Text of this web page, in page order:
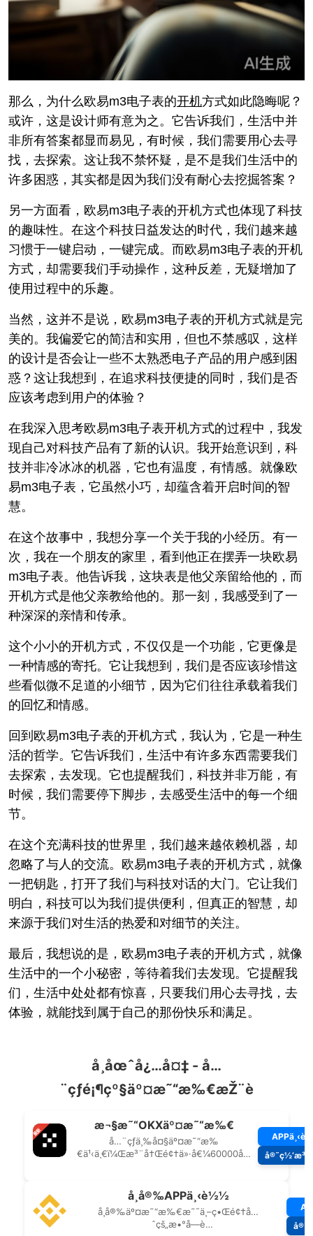
那么，为什么欧易m3电子表的开机方式如此隐晦呢？
或许，这是设计师有意为之。它告诉我们，生活中并
非所有答案都显而易见，有时候，我们需要用心去寻
找，去探索。这让我不禁怀疑，是不是我们生活中的
许多困惑，其实都是因为我们没有耐心去挖掘答案？
另一方面看，欧易m3电子表的开机方式也体现了科技
的趣味性。在这个科技日益发达的时代，我们越来越
习惯于一键启动，一键完成。而欧易m3电子表的开机
方式，却需要我们手动操作，这种反差，无疑增加了
使用过程中的乐趣。
当然，这并不是说，欧易m3电子表的开机方式就是完
美的。我偏爱它的简洁和实用，但也不禁感叹，这样
的设计是否会让一些不太熟悉电子产品的用户感到困
惑？这让我想到，在追求科技便捷的同时，我们是否
应该考虑到用户的体验？
在我深入思考欧易m3电子表开机方式的过程中，我发
现自己对科技产品有了新的认识。我开始意识到，科
技并非冷冰冰的机器，它也有温度，有情感。就像欧
易m3电子表，它虽然小巧，却蕴含着开启时间的智
慧。
在这个故事中，我想分享一个关于我的小经历。有一
次，我在一个朋友的家里，看到他正在摆弄一块欧易
m3电子表。他告诉我，这块表是他父亲留给他的，而
开机方式是他父亲教给他的。那一刻，我感受到了一
种深深的亲情和传承。
这个小小的开机方式，不仅仅是一个功能，它更像是
一种情感的寄托。它让我想到，我们是否应该珍惜这
些看似微不足道的小细节，因为它们往往承载着我们
的回忆和情感。
回到欧易m3电子表的开机方式，我认为，它是一种生
活的哲学。它告诉我们，生活中有许多东西需要我们
去探索，去发现。它也提醒我们，科技并非万能，有
时候，我们需要停下脚步，去感受生活中的每一个细
节。
在这个充满科技的世界里，我们越来越依赖机器，却
忽略了与人的交流。欧易m3电子表的开机方式，就像
一把钥匙，打开了我们与科技对话的大门。它让我们
明白，科技可以为我们提供便利，但真正的智慧，却
来源于我们对生活的热爱和对细节的关注。
最后，我想说的是，欧易m3电子表的开机方式，就像
生活中的一个小秘密，等待着我们去发现。它提醒我
们，生活中处处都有惊喜，只要我们用心去寻找，去
体验，就能找到属于自己的那份快乐和满足。